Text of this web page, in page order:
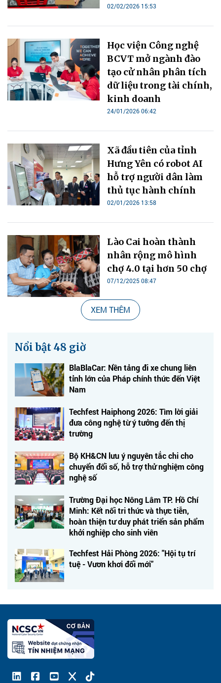
02/02/2026 15:53
Học viện Công nghệ
BCVT mở ngành đào
tạo cử nhân phân tích
dữ liệu trong tài chính,
kinh doanh
24/01/2026 06:42
Xã đầu tiên của tỉnh
Hưng Yên có robot AI
hỗ trợ người dân làm
thủ tục hành chính
02/01/2026 13:58
Lào Cai hoàn thành
nhân rộng mô hình
chợ 4.0 tại hơn 50 chợ
07/12/2025 08:47
XEM THÊM
Nổi bật 48 giờ
BlaBlaCar: Nền tảng đi xe chung liên
tỉnh lớn của Pháp chính thức đến Việt
Nam
Techfest Haiphong 2026: Tìm lời giải
đưa công nghệ từ ý tưởng đến thị
trường
Bộ KH&CN lưu ý nguyên tắc chi cho
chuyển đổi số, hỗ trợ thử nghiệm công
nghệ số
Trường Đại học Nông Lâm TP. Hồ Chí
Minh: Kết nối tri thức và thực tiễn,
hoàn thiện tư duy phát triển sản phẩm
khởi nghiệp cho sinh viên
Techfest Hải Phòng 2026: "Hội tụ trí
tuệ - Vươn khơi đổi mới"